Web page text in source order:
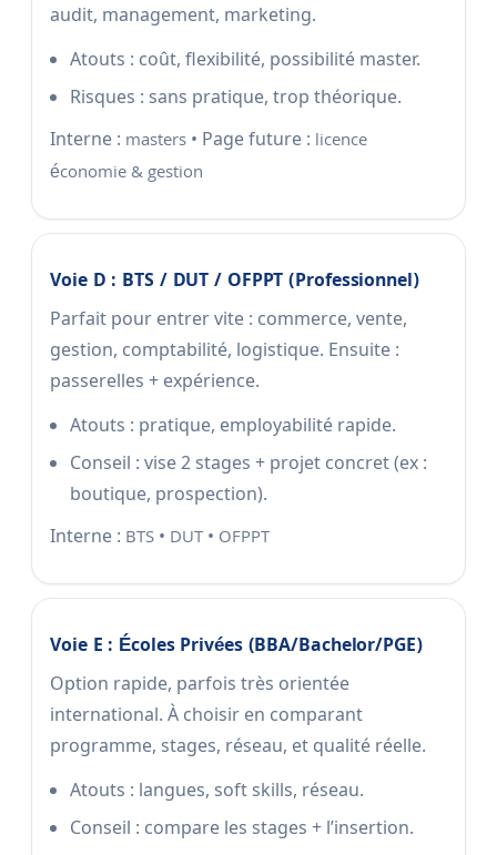
audit, management, marketing.
Atouts : coût, flexibilité, possibilité master.
Risques : sans pratique, trop théorique.
Interne : masters • Page future : licence
économie & gestion
Voie D : BTS / DUT / OFPPT (professionnel)
Parfait pour entrer vite : commerce, vente,
gestion, comptabilité, logistique. Ensuite :
passerelles + expérience.
Atouts : pratique, employabilité rapide.
Conseil : vise 2 stages + projet concret (ex :
boutique, prospection).
Interne : BTS • DUT • OFPPT
Voie E : Écoles Privées (BBA/Bachelor/PGE)
Option rapide, parfois très orientée
international. À choisir en comparant
programme, stages, réseau, et qualité réelle.
Atouts : langues, soft skills, réseau.
Conseil : compare les stages + l’insertion.